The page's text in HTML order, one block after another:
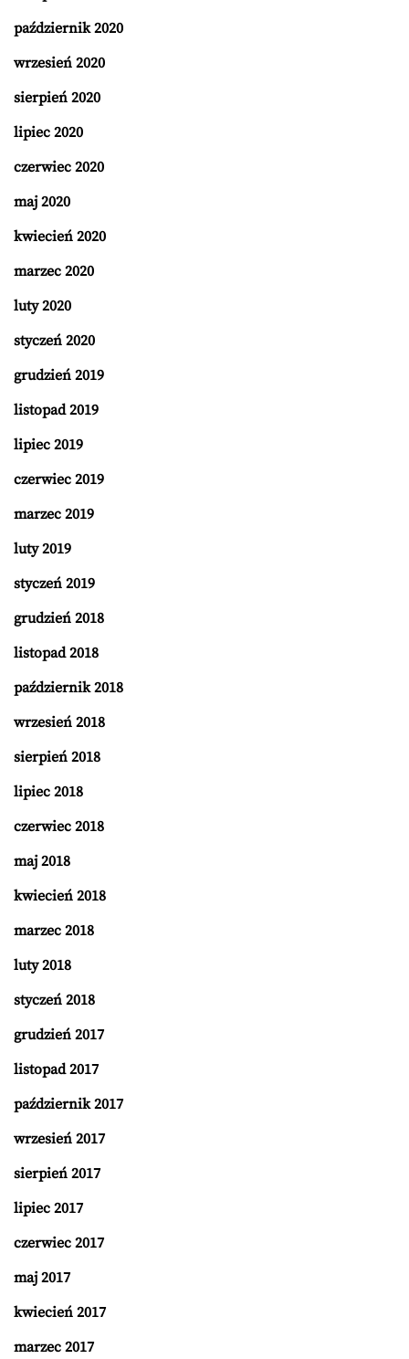
październik 2020
wrzesień 2020
sierpień 2020
lipiec 2020
czerwiec 2020
maj 2020
kwiecień 2020
marzec 2020
luty 2020
styczeń 2020
grudzień 2019
listopad 2019
lipiec 2019
czerwiec 2019
marzec 2019
luty 2019
styczeń 2019
grudzień 2018
listopad 2018
październik 2018
wrzesień 2018
sierpień 2018
lipiec 2018
czerwiec 2018
maj 2018
kwiecień 2018
marzec 2018
luty 2018
styczeń 2018
grudzień 2017
listopad 2017
październik 2017
wrzesień 2017
sierpień 2017
lipiec 2017
czerwiec 2017
maj 2017
kwiecień 2017
marzec 2017